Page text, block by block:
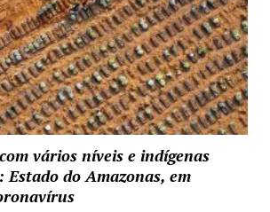
vários níveis e indígenas
Estado do Amazonas, em